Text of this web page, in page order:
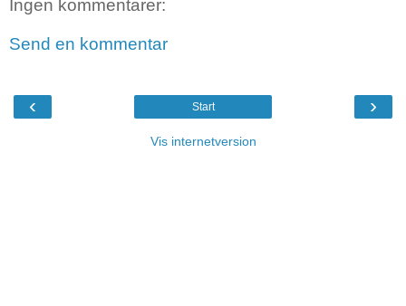
Ingen kommentarer:
Send en kommentar
‹ ›
Start
Vis internetversion